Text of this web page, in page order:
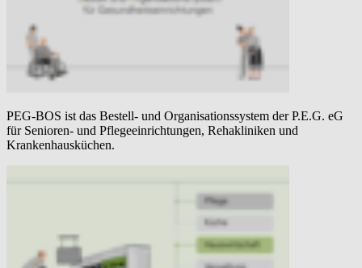
PEG-BOS ist das Bestell- und Organisationssystem der P.E.G. eG
für Senioren- und Pflegeeinrichtungen, Rehakliniken und
Krankenhausküchen.